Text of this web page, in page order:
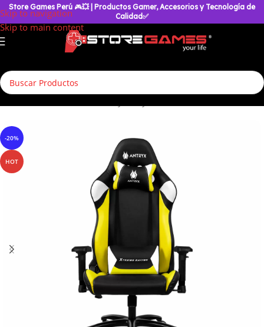
Skip to navigation
Skip to main content
Store Games Perú 🎮💥
| Productos Gamer, Accesorios y Tecnología de
Calidad✅
-20%
HOT